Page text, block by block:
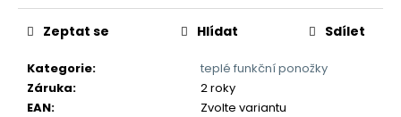
Kategorie:
teplé funkční ponožky
Záruka:
2 roky
EAN:
Zvolte variantu
Zeptat se Hlídat Sdílet